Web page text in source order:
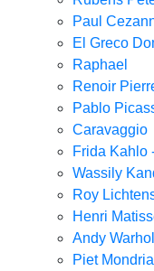
Paul
El Greco
Raphael
Renoir
Pablo
Caravaggio
Frida Kahlo
Wassily
Roy
Henri
Andy Warhol
Piet